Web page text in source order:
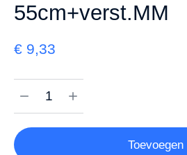
55cm+verst.MM
€ 9,33
Toevoegen